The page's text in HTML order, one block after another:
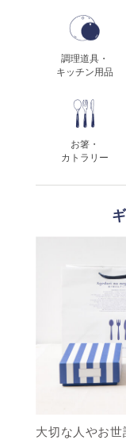
調理道具・
キッチン用品
お箸・
カトラリー
大切な人やお